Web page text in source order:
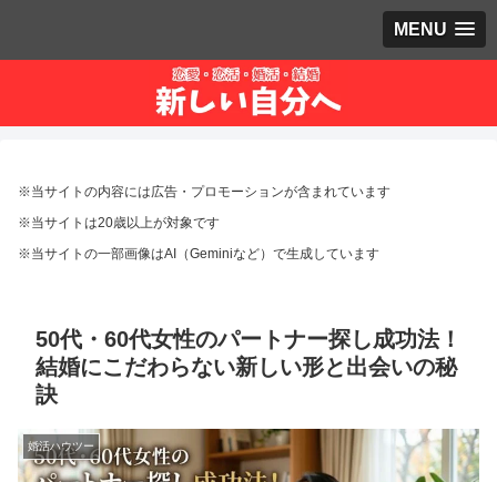
MENU
※当サイトの内容には広告・プロモーションが含まれています
※当サイトは20歳以上が対象です
※当サイトの一部画像はAI（Geminiなど）で生成しています
50代・60代女性のパートナー探し成功法！
結婚にこだわらない新しい形と出会いの秘
訣
婚活ハウツー